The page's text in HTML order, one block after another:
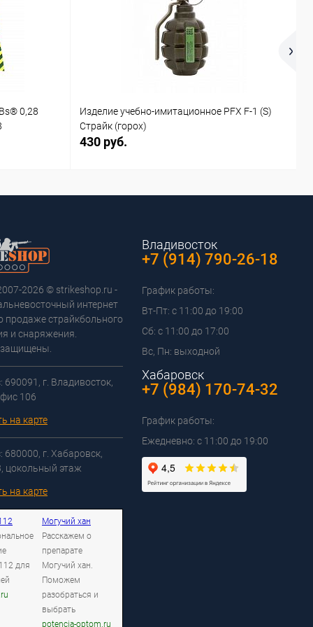
0,28
Изделие учебно-имитационное PFX F-1 (S)
Страйк (горох)
430 руб.
2026 © strikeshop.ru -
интернет
продаже страйкбольного
и снаряжения.
защищены.
690091, г. Владивосток,
106
на карте
680000, г. Хабаровск,
цокольный этаж
на карте
для
Могучий хан
Расскажем о
препарате
Могучий хан.
Поможем
разобраться и
выбрать
potencia-optom.ru
Владивосток
+7 (914) 790-26-18
График работы:
Вт-Пт: с 11:00 до 19:00
Сб: с 11:00 до 17:00
Вс, Пн: выходной
Хабаровск
+7 (984) 170-74-32
График работы:
Ежедневно: с 11:00 до 19:00